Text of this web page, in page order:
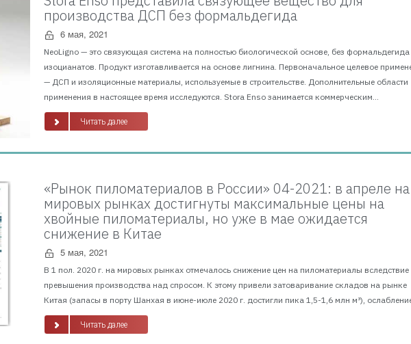
производства ДСП без формальдегида
6 мая, 2021
NeoLigno — это связующая система на полностью биологической основе, без формальдегида
изоцианатов. Продукт изготавливается на основе лигнина. Первоначальное целевое
— ДСП и изоляционные материалы, используемые в строительстве. Дополнительные области
применения в настоящее время исследуются. Stora Enso занимается коммерческим...
Читать далее
«Рынок пиломатериалов в России» 04-2021: в апреле на
мировых рынках достигнуты максимальные цены на
хвойные пиломатериалы, но уже в мае ожидается
снижение в Китае
5 мая, 2021
В 1 пол. 2020 г. на мировых рынках отмечалось снижение цен на пиломатериалы вследствие
превышения производства над спросом. К этому привели затоваривание складов на рынке
Китая (запасы в порту Шанхая в июне-июле 2020 г. достигли пика 1,5-1,6 млн м³),
Читать далее